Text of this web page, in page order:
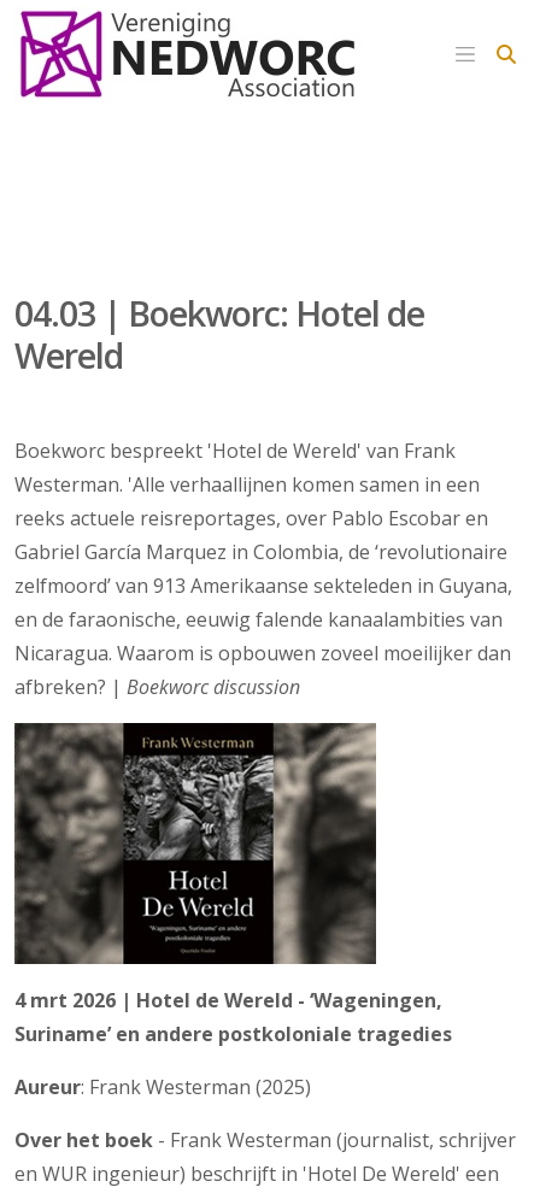
04.03 | Boekworc: Hotel de
Wereld
Boekworc bespreekt 'Hotel de Wereld' van Frank
Westerman. 'Alle verhaallijnen komen samen in een
reeks actuele reisreportages, over Pablo Escobar en
Gabriel García Marquez in Colombia, de ‘revolutionaire
zelfmoord’ van 913 Amerikaanse sekteleden in Guyana,
en de faraonische, eeuwig falende kanaalambities van
Nicaragua. Waarom is opbouwen zoveel moeilijker dan
afbreken? | Boekworc discussion
4 mrt 2026 | Hotel de Wereld - ‘Wageningen,
Suriname’ en andere postkoloniale tragedies
Aureur: Frank Westerman (2025)
Over het boek - Frank Westerman (journalist, schrijver
en WUR ingenieur) beschrijft in 'Hotel De Wereld' een